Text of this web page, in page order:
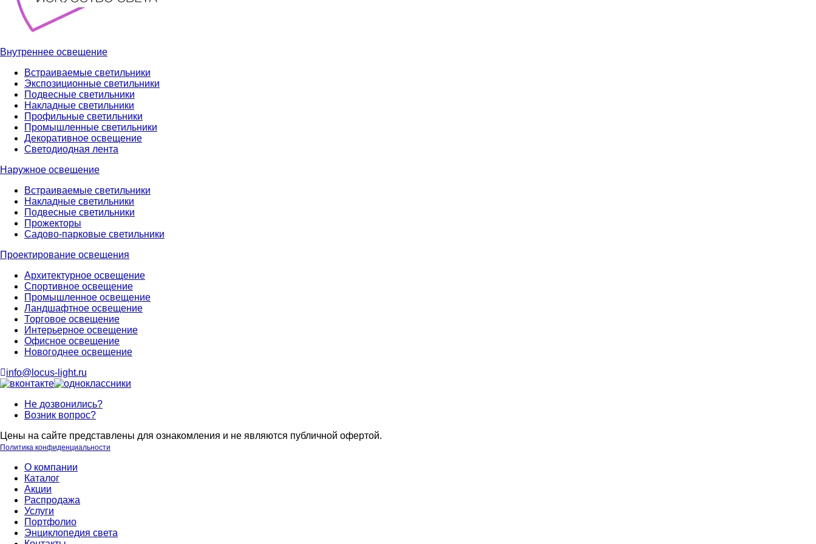
Внутреннее освещение
Встраиваемые светильники
Экспозиционные светильники
Подвесные светильники
Накладные светильники
Профильные светильники
Промышленные светильники
Декоративное освещение
Светодиодная лента
Наружное освещение
Встраиваемые светильники
Накладные светильники
Подвесные светильники
Прожекторы
Садово-парковые светильники
Проектирование освещения
Архитектурное освещение
Спортивное освещение
Промышленное освещение
Ландшафтное освещение
Торговое освещение
Интерьерное освещение
Офисное освещение
Новогоднее освещение
info@locus-light.ru
Не дозвонились?
Возник вопрос?
Цены на сайте представлены для ознакомления и не являются публичной офертой.
Политика конфиденциальности
О компании
Каталог
Акции
Распродажа
Услуги
Портфолио
Энциклопедия света